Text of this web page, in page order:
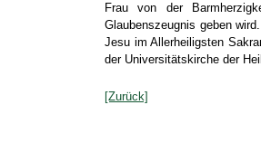
Frau von der
Glaubenszeugnis geben
Jesu im Allerheiligsten
der Universitätskirche der
[Zurück]